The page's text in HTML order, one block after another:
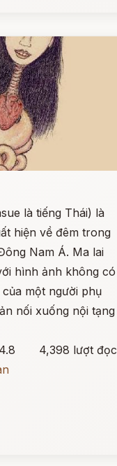
là tiếng Thái) là
hiện về đêm trong
Nam Á. Ma lai
hình ảnh không có
một người phụ
nối xuống nội tạng
4,398 lượt đọc